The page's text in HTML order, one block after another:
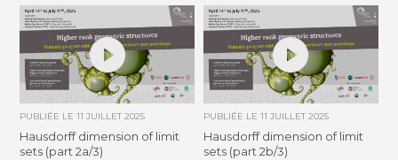
PUBLIÉE LE11 JUILLET 2025
Hausdorff dimension of limit
sets (part 2a/3)
PUBLIÉE LE 11 JUILLET 2025
Hausdorff dimension of limit
sets (part 2b/3)